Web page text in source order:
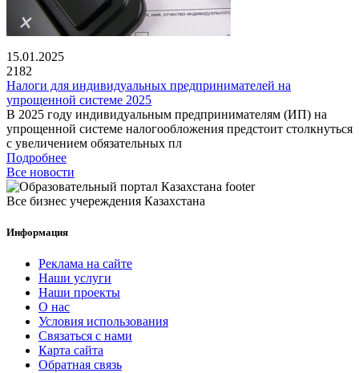
15.01.2025
2182
Налоги для индивидуальных предпринимателей на
упрощенной системе 2025
В 2025 году индивидуальным предпринимателям (ИП) на
упрощенной системе налогообложения предстоит столкнуться
с увеличением обязательных пл
Подробнее
Все новости
Все бизнес учереждения Казахстана
Информация
Реклама на сайте
Наши услуги
Наши проекты
О нас
Условия использования
Связаться с нами
Карта сайта
Обратная связь